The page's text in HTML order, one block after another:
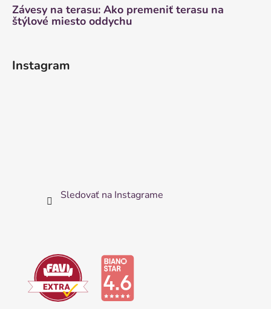
Závesy na terasu: Ako premeniť terasu na
štýlové miesto oddychu
Instagram
Sledovať na Instagrame